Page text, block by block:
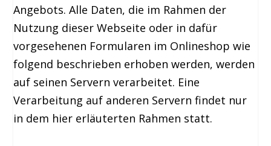
Angebots. Alle Daten, die im Rahmen der
Nutzung dieser Webseite oder in dafür
vorgesehenen Formularen im Onlineshop wie
folgend beschrieben erhoben werden, werden
auf seinen Servern verarbeitet. Eine
Verarbeitung auf anderen Servern findet nur
in dem hier erläuterten Rahmen statt.